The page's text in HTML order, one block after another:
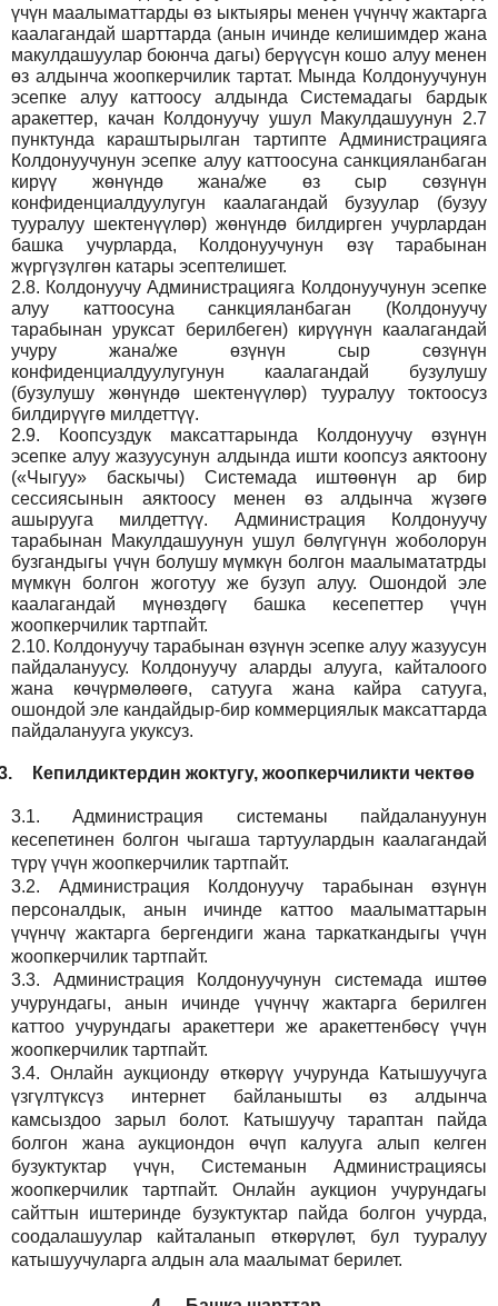
үчүн маалыматтарды өз ыктыяры менен үчүнчү жактарга
каалагандай шарттарда (анын ичинде келишимдер жана
макулдашуулар боюнча дагы) берүүсүн кошо алуу менен
өз алдынча жоопкерчилик тартат. Мында Колдонуучунун
эсепке алуу каттоосу алдында Системадагы бардык
аракеттер, качан Колдонуучу ушул Макулдашуунун 2.7
пунктунда караштырылган тартипте Администрацияга
Колдонуучунун эсепке алуу каттоосуна санкцияланбаган
кирүү жөнүндө жана/же өз сыр сөзүнүн
конфиденциалдуулугун каалагандай бузуулар (бузуу
тууралуу шектенүүлөр) жөнүндө билдирген учурлардан
башка учурларда, Колдонуучунун өзү тарабынан
жүргүзүлгөн катары эсептелишет.
2.8. Колдонуучу Администрацияга Колдонуучунун эсепке
алуу каттоосуна санкцияланбаган (Колдонуучу
тарабынан уруксат берилбеген) кирүүнүн каалагандай
учуру жана/же өзүнүн сыр сөзүнүн
конфиденциалдуулугунун каалагандай бузулушу
(бузулушу жөнүндө шектенүүлөр) тууралуу токтоосуз
билдирүүгө милдеттүү.
2.9.
Коопсуздук максаттарында Колдонуучу өзүнүн
эсепке алуу жазуусунун алдында ишти коопсуз аяктоону
(«Чыгуу» баскычы) Системада иштөөнүн ар бир
сессиясынын аяктоосу менен өз алдынча жүзөгө
ашырууга милдеттүү. Администрация Колдонуучу
тарабынан Макулдашуунун ушул бөлүгүнүн жоболорун
бузгандыгы үчүн болушу мүмкүн болгон маалымататрды
мүмкүн болгон жоготуу же бузуп алуу. Ошондой эле
каалагандай мүнөздөгү башка кесепеттер үчүн
жоопкерчилик тартпайт.
2.10. Колдонуучу тарабынан өзүнүн эсепке алуу жазуусун
пайдалануусу. Колдонуучу аларды алууга, кайталоого
жана көчүрмөлөөгө, сатууга жана кайра сатууга,
ошондой эле кандайдыр-бир коммерциялык максаттарда
пайдаланууга укуксуз.
Кепилдиктердин жоктугу, жоопкерчиликти чектөө
3.1.Администрация системаны пайдалануунун
кесепетинен болгон чыгаша тартуулардын каалагандай
түрү үчүн жоопкерчилик тартпайт.
3.2. Администрация
Колдонуучу тарабынан өзүнүн
персоналдык, анын ичинде каттоо маалыматтарын
үчүнчү жактарга бергендиги жана таркаткандыгы үчүн
жоопкерчилик тартпайт.
3.3. Администрация Колдонуучунун системада иштөө
учурундагы, анын ичинде үчүнчү жактарга берилген
каттоо учурундагы аракеттери же аракеттенбөсү үчүн
жоопкерчилик тартпайт.
3.4.Онлайн аукционду өткөрүү учурунда Катышуучуга
үзгүлтүксүз интернет байланышты өз алдынча
камсыздоозарыл болот.
Катышуучу тараптан пайда
болгон жана аукциондон өчүп калууга алып келген
бузуктуктар үчүн, Системанын Администрациясы
жоопкерчилик тартпайт. Онлайн аукцион учурундагы
сайттын иштеринде бузуктуктар пайда болгон учурда,
соодалашуулар кайталанып өткөрүлөт, бул тууралуу
катышуучуларга алдын ала маалымат берилет.